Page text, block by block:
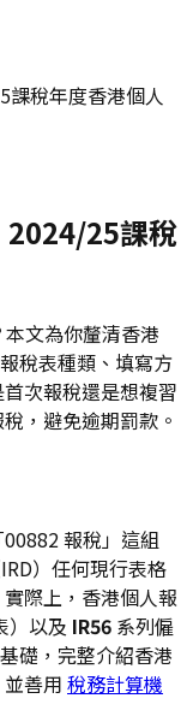
課稅年度香港個人
2024/25課稅
文為你釐清香港
稅表種類、填寫方
次報稅還是想複習
，避免逾期罰款。
報稅」這組
）任何現行表格
際上，香港個人報
）以及 IR56 系列僱
礎，完整介紹香港
善用 稅務計算機